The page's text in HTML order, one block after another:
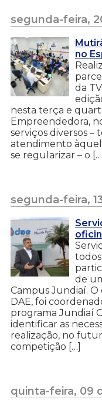
segunda-feira,
no
da
nesta terça e
Empreendedora,
serviços diversos –
atendimento
se regularizar – o
segunda-feira,
de
Campus Jundiaí.
DAE, foi
programa Jundiaí
identificar as
realização, no
competição […]
quinta-feira, 09